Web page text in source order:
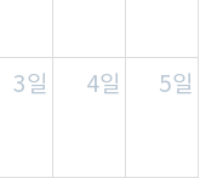
3일 4일 5일